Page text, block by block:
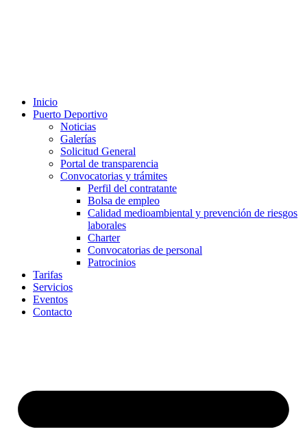
Inicio
Puerto Deportivo
Noticias
Galerías
Solicitud General
Portal de transparencia
Convocatorias y trámites
Perfil del contratante
Bolsa de empleo
Calidad medioambiental y prevención de riesgos
laborales
Charter
Convocatorias de personal
Patrocinios
Tarifas
Servicios
Eventos
Contacto